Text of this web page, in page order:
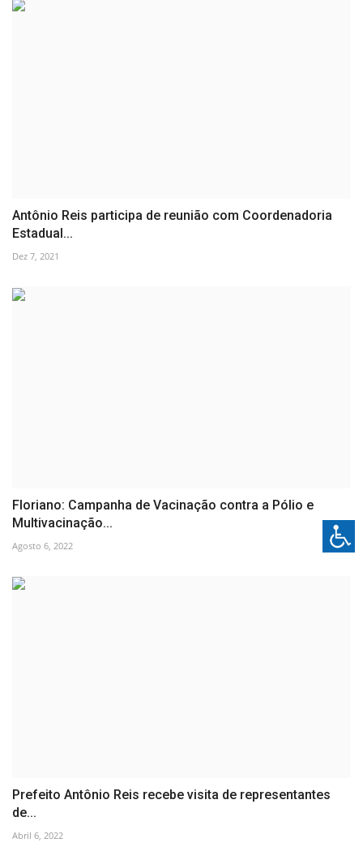
Antônio Reis participa de reunião com Coordenadoria
Estadual...
Dez 7, 2021
Floriano: Campanha de Vacinação contra a Pólio e
Multivacinação...
Agosto 6, 2022
Prefeito Antônio Reis recebe visita de representantes
de...
Abril 6, 2022